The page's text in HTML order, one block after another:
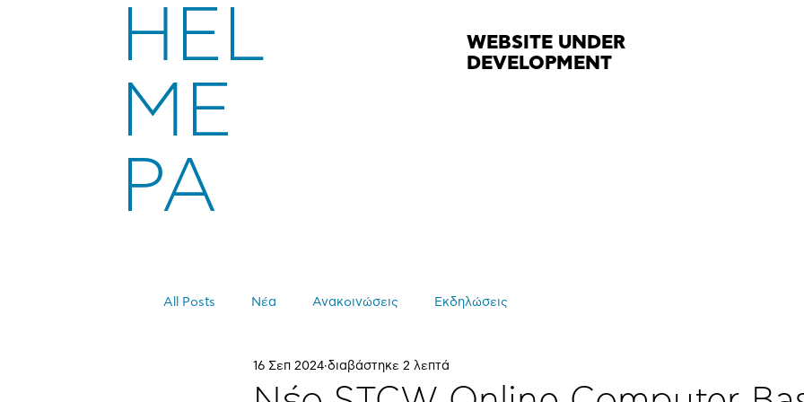
HEL
ME
PA
WEBSITE UNDER
DEVELOPMENT
All Posts Νέα Ανακοινώσεις Εκδηλώσεις
16 Σεπ 2024 διαβάστηκε 2 λεπτά